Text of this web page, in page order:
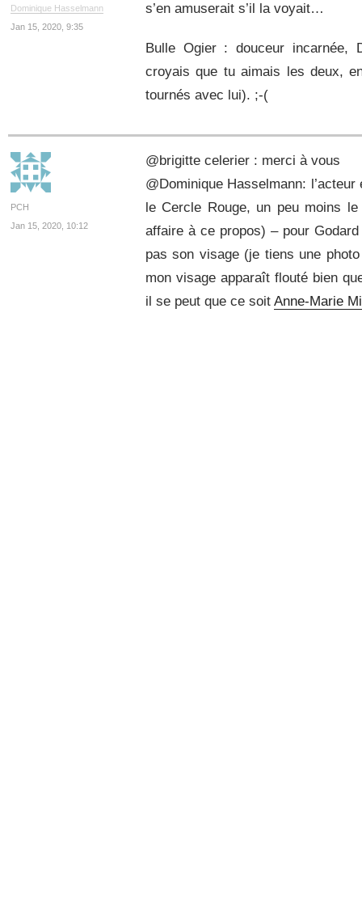
Dominique Hasselmann
Jan 15, 2020, 9:35
s’en amuserait s’il la voyait…
Bulle Ogier : douceur incarnée,
croyais que tu aimais les deux,
tournés avec lui). ;-(
PCH
Jan 15, 2020, 10:12
@brigitte celerier : merci à vous
@Dominique Hasselmann:
le Cercle Rouge, un peu moins
affaire à ce propos) – pour
pas son visage (je tiens une
mon visage apparaît flouté bien
il se peut que ce soit Anne-Marie